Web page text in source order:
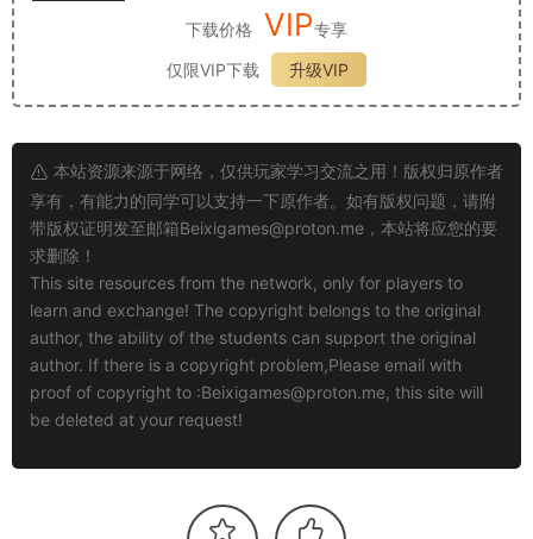
下载价格 VIP专享
仅限VIP下载
升级VIP
本站资源来源于网络，仅供玩家学习交流之用！版权归原作者
享有，有能力的同学可以支持一下原作者。如有版权问题，请附
带版权证明发至邮箱Beixigames@proton.me ，本站将应您的要
求删除！
This site resources from the network, only for players to
learn and exchange! The copyright belongs to the original
author, the ability of the students can support the original
author. If there is a copyright problem,Please email with
proof of copyright to :Beixigames@proton.me, this site will
be deleted at your request!